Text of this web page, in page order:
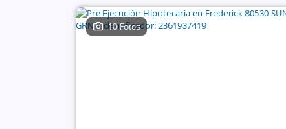
10 Fotos